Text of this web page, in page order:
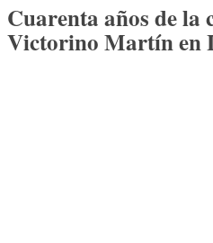
Cuarenta años de la
Victorino Martín en